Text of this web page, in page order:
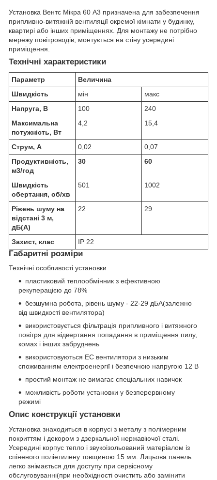
Установка Вентс Мікра 60 А3 призначена для забезпечення
припливно-витяжній вентиляції окремої кімнати у будинку,
квартирі або інших приміщеннях. Для монтажу не потрібно
мережу повітроводів, монтується на стіну усередині
приміщення.
Технічні характеристики
Параметр
Величина
Швидкість
мін
макс
Напруга, В
100
240
Максимальна
потужність, Вт
4,2 15,4
Струм, А 0,02
0,07
Продуктивність,
м3/год
30 60
Швидкість
обертання, об/хв
501 1002
Рівень шуму на
відстані 3 м,
дБ(А)
22 29
Захист, клас IP 22
Габаритні розміри
Технічні особливості установки
пластиковий теплообмінник з ефективною
рекуперацією до 78%
безшумна робота, рівень шуму - 22-29 дБА(залежно
від швидкості вентилятора)
використовується фільтрація припливного і витяжного
повітря для відвертання попадання в приміщення пилу,
комах і інших забруднень
використовуються ЕС вентилятори з низьким
споживанням електроенергії і безпечною напругою 12 В
простий монтаж не вимагає спеціальних навичок
можливість роботи установки у безперервному
режимі
Опис конструкції установки
Установка знаходиться в корпусі з металу з полімерним
покриттям і декором з дзеркальної нержавіючої сталі.
Усередині корпус тепло і звукоізольований матеріалом із
спіненого поліетилену товщиною 15 мм. Лицьова панель
легко знімається для доступу при сервісному
обслуговуванні(при необхідності очистить або замінити